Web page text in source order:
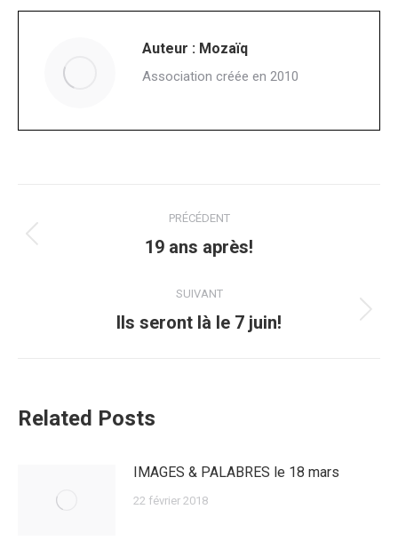
Auteur : Mozaïq
Association créée en 2010
article
PRÉCÉDENT
Article
:
19 ans après!
SUIVANT
Article
Ils seront là le 7 juin!
Related Posts
IMAGES & PALABRES le 18 mars
22 février 2018